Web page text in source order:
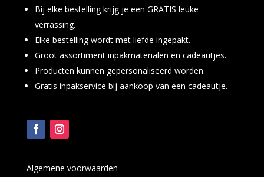
Bij elke bestelling krijg je een GRATIS leuke
verrassing.
Elke bestelling wordt met liefde ingepakt.
Groot assortiment inpakmaterialen en cadeautjes.
Producten kunnen gepersonaliseerd worden.
Gratis inpakservice bij aankoop van een cadeautje.
Algemene voorwaarden